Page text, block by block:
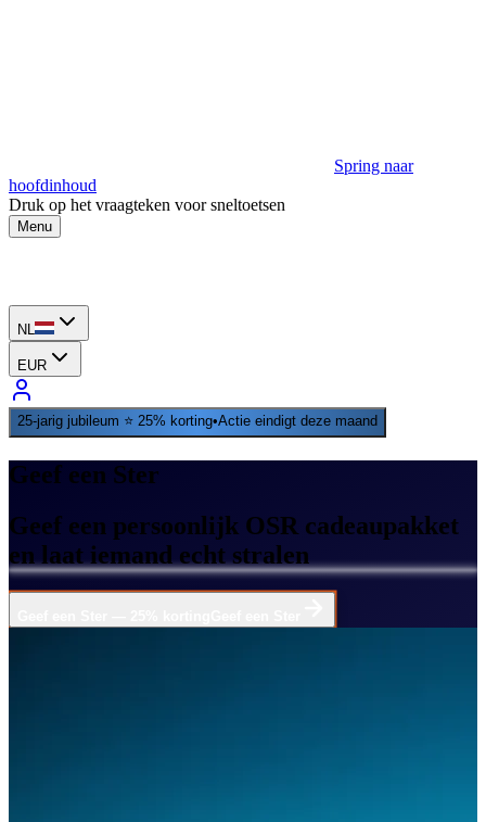
Spring naar
hoofdinhoud
Druk op het vraagteken voor sneltoetsen
Menu
NL
EUR
25‑jarig jubileum ⭐ 25% korting•Actie eindigt deze maand
Geef een Ster
Geef een persoonlijk OSR cadeaupakket
en laat iemand echt stralen